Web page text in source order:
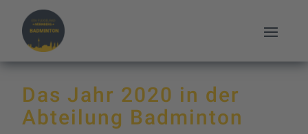
Das Jahr 2020 in der
Abteilung Badminton